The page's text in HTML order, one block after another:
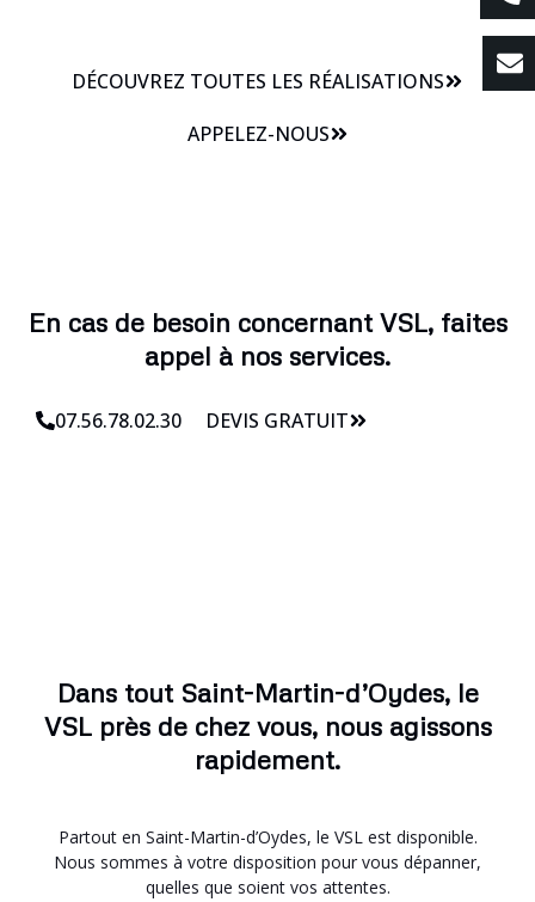
DÉCOUVREZ TOUTES LES RÉALISATIONS
APPELEZ-NOUS
En cas de besoin concernant VSL, faites
appel à nos services.
07.56.78.02.30 DEVIS GRATUIT
Dans tout Saint-Martin-d’Oydes, le
VSL près de chez vous, nous agissons
rapidement.
Partout en Saint-Martin-d’Oydes, le VSL est disponible.
Nous sommes à votre disposition pour vous dépanner,
quelles que soient vos attentes.